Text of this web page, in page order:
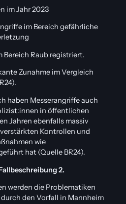
im Jahr 2023
im Bereich gefährliche
Bereich Raub registriert.
Zunahme im Vergleich
haben Messerangriffe auch
in öffentlichen
Jahren ebenfalls massiv
Kontrollen und
wie
hat (Quelle BR24).
2.
werden die Problematiken
durch den Vorfall in Mannheim